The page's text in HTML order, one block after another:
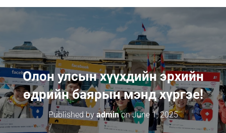
Олон улсын хүүхдийн эрхийн
өдрийн баярын мэнд хүргэе!
Published byadminonJune 1, 2025